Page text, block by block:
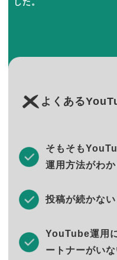
よくある
そもそも
運用方法がわ
投稿が続かない
YouTube運用
ートナーがい